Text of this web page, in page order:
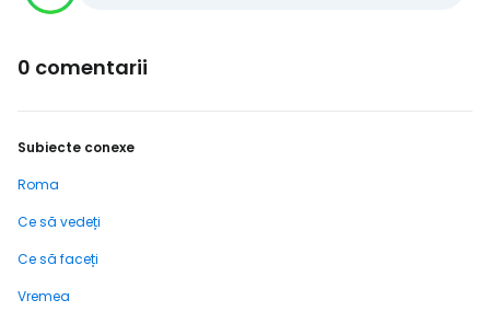
0 comentarii
Subiecte conexe
Roma
Ce să vedeți
Ce să faceți
Vremea